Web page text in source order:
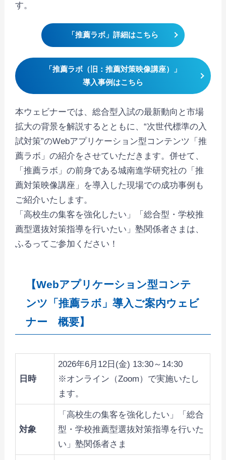
す。
「推薦ラボ」詳細はこちら
「推薦ラボ（旧：推薦対策映像講座）」
導入事例はこちら
本ウェビナーでは、総合型入試の最新動向と市場
拡大の背景を解説するとともに、“次世代標準の入
試対策”のWebアプリケーション型コンテンツ「推
薦ラボ」の紹介をさせていただきます。併せて、
「推薦ラボ」の前身である城南進学研究社の「推
薦対策映像講座」を導入した現場での成功事例も
ご紹介いたします。
「高校生の集客を強化したい」「総合型・学校推
薦型選抜対策指導を行いたい」塾関係者さまは、
ふるってご参加ください！
【Webアプリケーション型コンテ
ンツ「推薦ラボ」導入ご案内ウェビ
ナー 概要】
日時
2026年6月12日(金) 13:30～14:30
※オンライン（Zoom）で実施いたし
ます。
対象
「高校生の集客を強化したい」「総合
型・学校推薦型選抜対策指導を行いた
い」塾関係者さま